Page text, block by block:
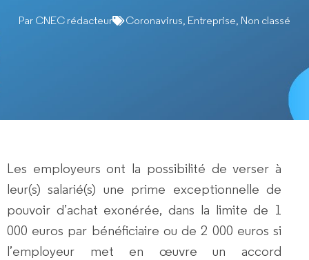
Par CNEC rédacteur Coronavirus, Entreprise, Non classé
Les employeurs ont la possibilité de verser à
leur(s) salarié(s) une prime exceptionnelle de
pouvoir d’achat exonérée, dans la limite de 1
000 euros par bénéficiaire ou de 2 000 euros si
l’employeur met en œuvre un accord